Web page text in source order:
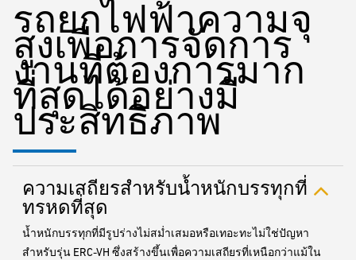
รถยกไฟฟ้าความจุ
สูงเพื่อการจัดการ
งานที่ต้องการมาก
ที่สุดได้อย่างมี
ประสิทธิภาพ
ความเสถียรสำหรับน้ำหนักบรรทุกที่
ทรหดที่สุด
น้ำหนักบรรทุกที่มีรูปร่างไม่สม่ำเสมอหรือเทอะทะไม่ใช่ปัญหา
สำหรับรุ่น ERC-VH ซึ่งสร้างขึ้นเพื่อความเสถียรที่เหนือกว่าแม้ใน